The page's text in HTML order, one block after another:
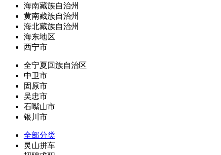
海南藏族自治州
黄南藏族自治州
海北藏族自治州
海东地区
西宁市
全宁夏回族自治区
中卫市
固原市
吴忠市
石嘴山市
银川市
全部分类
灵山拼车